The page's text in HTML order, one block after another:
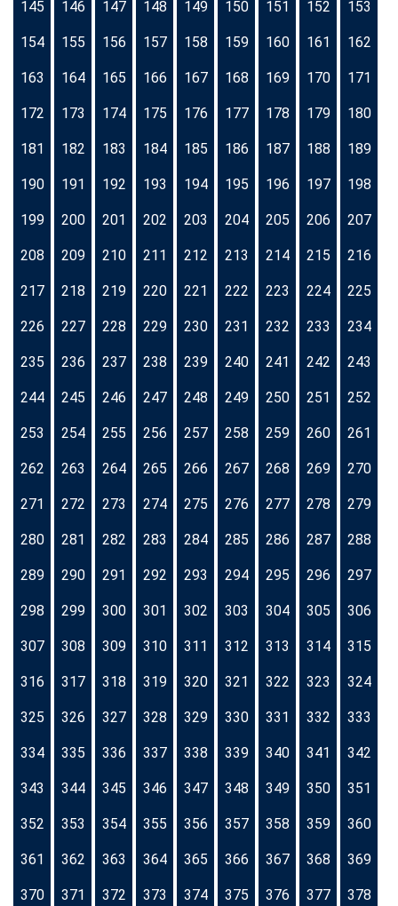
145 146 147 148 149 150 151 152 153
154 155 156 157 158 159 160 161 162
163 164 165 166 167 168 169 170 171
172 173 174 175 176 177 178 179 180
181 182 183 184 185 186 187 188 189
190 191 192 193 194 195 196 197 198
199 200 201 202 203 204 205 206 207
208 209 210 211 212 213 214 215 216
217 218 219 220 221 222 223 224 225
226 227 228 229 230 231 232 233 234
235 236 237 238 239 240 241 242 243
244 245 246 247 248 249 250 251 252
253 254 255 256 257 258 259 260 261
262 263 264 265 266 267 268 269 270
271 272 273 274 275 276 277 278 279
280 281 282 283 284 285 286 287 288
289 290 291 292 293 294 295 296 297
298 299 300 301 302 303 304 305 306
307 308 309 310 311 312 313 314 315
316 317 318 319 320 321 322 323 324
325 326 327 328 329 330 331 332 333
334 335 336 337 338 339 340 341 342
343 344 345 346 347 348 349 350 351
352 353 354 355 356 357 358 359 360
361 362 363 364 365 366 367 368 369
370 371 372 373 374 375 376 377 378